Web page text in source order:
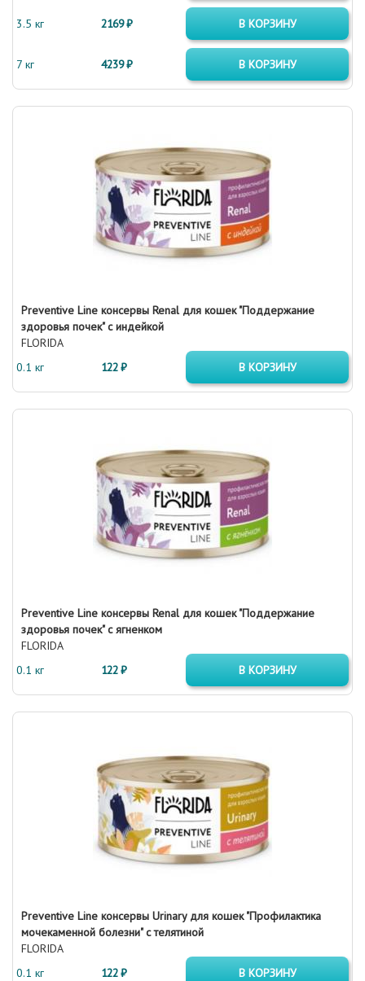
3.5 кг 2169 ₽ В КОРЗИНУ
7 кг 4239 ₽ В КОРЗИНУ
Preventive Line консервы Renal для кошек "Поддержание
здоровья почек" с индейкой
FLORIDA
0.1 кг
122 ₽ В КОРЗИНУ
Preventive Line консервы Renal для кошек "Поддержание
здоровья почек" с ягненком
FLORIDA
0.1 кг
122 ₽ В КОРЗИНУ
Preventive Line консервы Urinary для кошек "Профилактика
мочекаменной болезни" с телятиной
FLORIDA
0.1 кг
122 ₽ В КОРЗИНУ